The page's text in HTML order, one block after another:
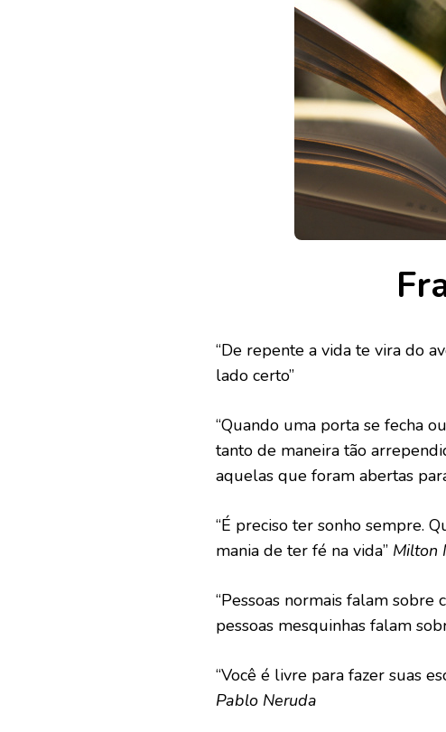
“De repente a vida te vira do
lado certo”
“Quando uma porta se fecha
tanto de maneira tão
aquelas que foram abertas
“É preciso ter sonho sempre.
mania de ter fé na vida” Milton
“Pessoas normais falam sobre
pessoas mesquinhas falam
“Você é livre para fazer suas
Pablo Neruda